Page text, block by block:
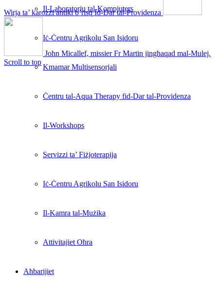
Il-Laboratorju tal-Kompjuters
Iċ-Ċentru Agrikolu San Isidoru
Kmamar Multisensorjali
Ċentru tal-Aqua Therapy fid-Dar tal-Providenza
Il-Workshops
Servizzi ta’ Fiżjoterapija
Iċ-Ċentru Agrikolu San Isidoru
Il-Kamra tal-Mużika
Attivitajiet Oħra
Aħbarijiet
Wirja ta’ karozzi antiki b’risq Id-Dar tal-Providenza
John Micallef, missier Fr Martin jingħaqad mal-Mulej.
Scroll to top